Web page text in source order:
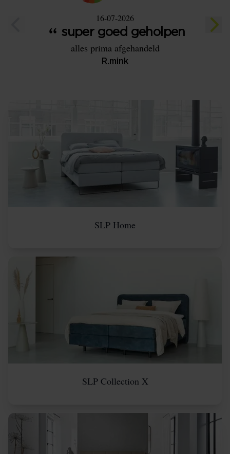
16-07-2026
super goed geholpen
alles prima afgehandeld
R.mink
SLP Home
SLP Collection X